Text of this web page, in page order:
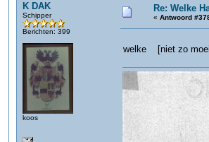
K DAK
Schipper
Berichten: 399
koos
Re: Welke
« Antwoord
welke [niet zo